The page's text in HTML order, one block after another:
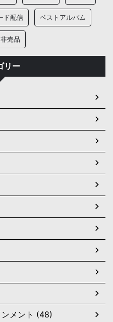
ド配信 ベストアルバム
非売品
リー
メント (48)